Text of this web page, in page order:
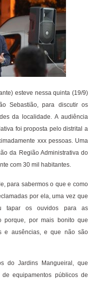
esteve nessa quinta (19/9)
Sebastião, para discutir os
da localidade. A audiência
foi proposta pelo distrital a
xxx pessoas. Uma
da Região Administrativa do
com 30 mil habitantes.
para sabermos o que e como
por ela, uma vez que
tapar os ouvidos para as
porque, por mais bonito que
e ausências, e que não são
do Jardins Mangueiral, que
equipamentos públicos de